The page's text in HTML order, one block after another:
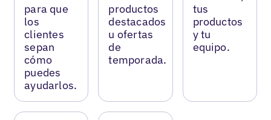
para que
los
clientes
sepan
cómo
puedes
ayudarlos.
productos
destacados
u ofertas
de
temporada.
tus
productos
y tu
equipo.